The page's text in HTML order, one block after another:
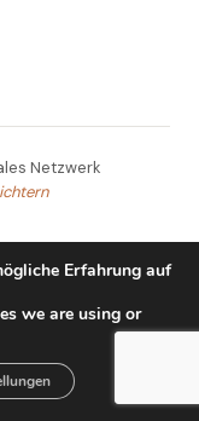
Netzwerk
Erfahrung auf
we are using or